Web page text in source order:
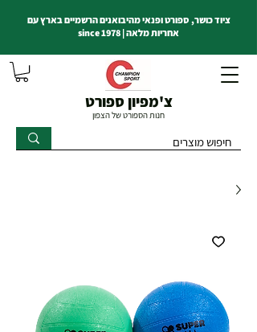
צ'מפיון ספורט
חנות הספורט של הצפון
ציוד כושר, ספורט ופנאי מהיבואנים הרשמיים בארץ עם
אחריות מלאה | since 1978